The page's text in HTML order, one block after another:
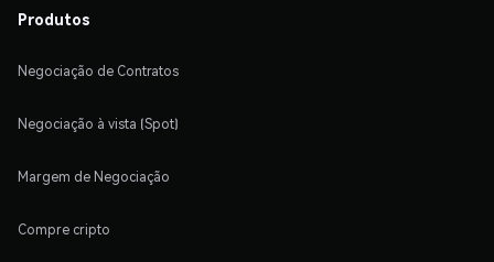
Produtos
Negociação de Contratos
Negociação à vista (Spot)
Margem de Negociação
Compre cripto